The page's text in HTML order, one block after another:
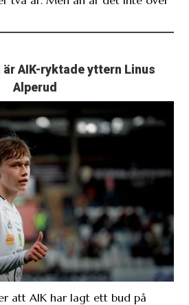
är AIK-ryktade yttern Linus
Alperud
att AIK har lagt ett bud på